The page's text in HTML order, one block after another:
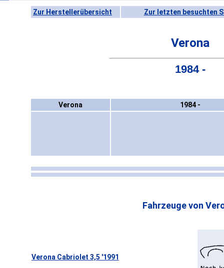
Zur Herstellerübersicht Zur letzten besuchten
Verona
1984 -
Verona 1984 -
Fahrzeuge von
Verona Cabriolet 3,5 '1991